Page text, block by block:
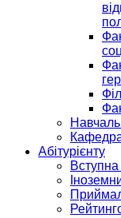
Кафедра
Абітурієнту